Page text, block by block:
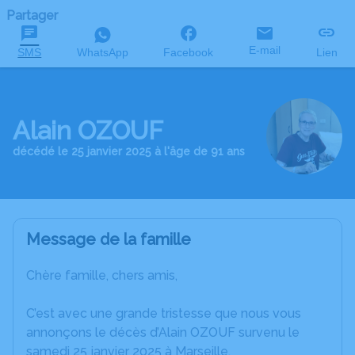
Partager
SMS WhatsApp Facebook E-mail Lien
Alain OZOUF
décédé le 25 janvier 2025 à l'âge de 91 ans
Message de la famille
Chère famille, chers amis,
C’est avec une grande tristesse que nous vous
annonçons le décès d’Alain OZOUF survenu le
samedi 25 janvier 2025 à Marseille.